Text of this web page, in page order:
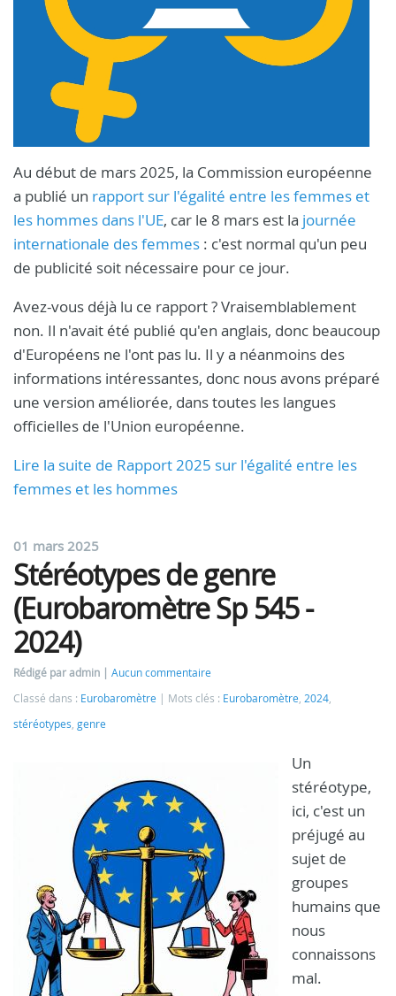
Au début de mars 2025, la Commission européenne
a publié un rapport sur l'égalité entre les femmes et
les hommes dans l'UE, car le 8 mars est la journée
internationale des femmes : c'est normal qu'un peu
de publicité soit nécessaire pour ce jour.
Avez-vous déjà lu ce rapport ? Vraisemblablement
non. Il n'avait été publié qu'en anglais, donc beaucoup
d'Européens ne l'ont pas lu. Il y a néanmoins des
informations intéressantes, donc nous avons préparé
une version améliorée, dans toutes les langues
officielles de l'Union européenne.
Lire la suite de Rapport 2025 sur l'égalité entre les
femmes et les hommes
01 mars 2025
Stéréotypes de genre
(Eurobaromètre Sp 545 -
2024)
Rédigé par admin
Aucun commentaire
Classé dans : Eurobaromètre Mots clés : Eurobaromètre 2024
stéréotypes genre
Un
stéréotype,
ici, c'est un
préjugé au
sujet de
groupes
humains que
nous
connaissons
mal.